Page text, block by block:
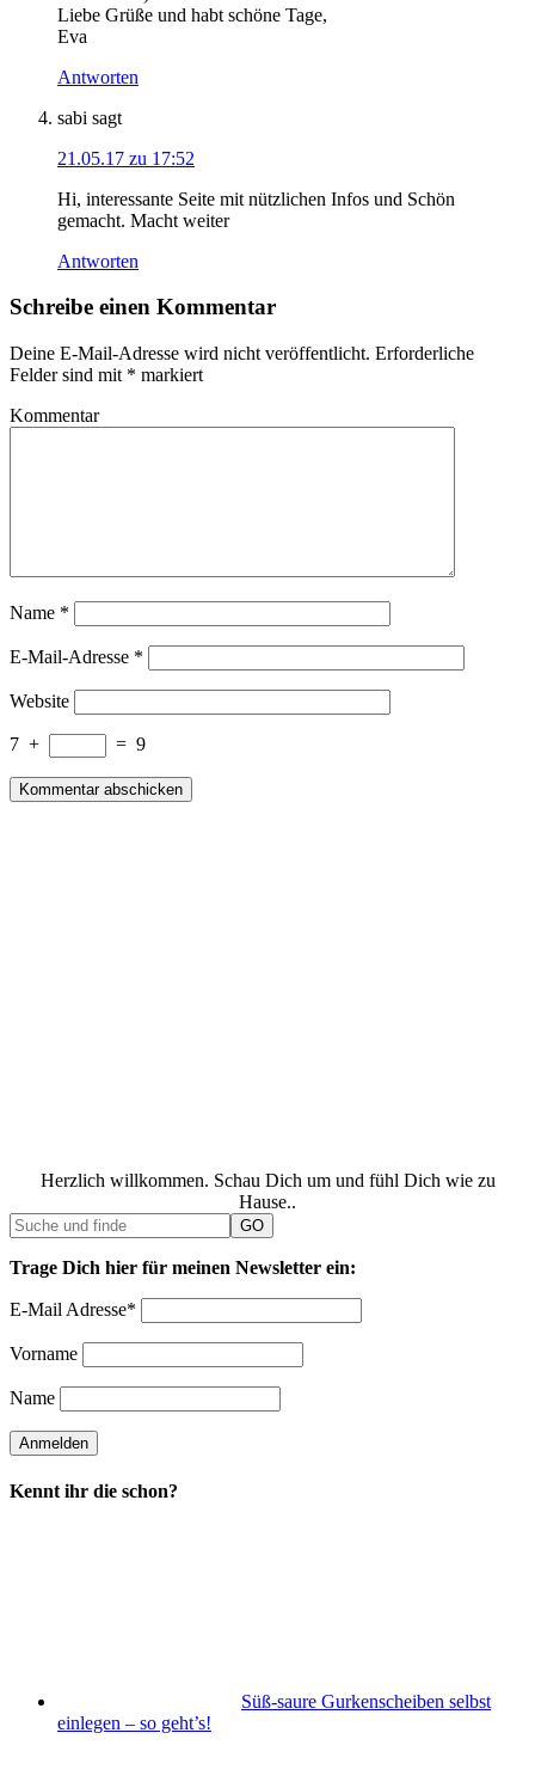
Liebe Grüße und habt schöne Tage,
Eva
Antworten
sabi sagt
21.05.17 zu 17:52
Hi, interessante Seite mit nützlichen Infos und Schön
gemacht. Macht weiter
Antworten
Schreibe einen Kommentar
Deine E-Mail-Adresse wird nicht veröffentlicht. Erforderliche
Felder sind mit * markiert
Kommentar
Name *
E-Mail-Adresse *
Website
7 + = 9
Herzlich willkommen. Schau Dich um und fühl Dich wie zu
Hause..
Trage Dich hier für meinen Newsletter ein:
E-Mail Adresse*
Vorname
Name
Kennt ihr die schon?
Süß-saure Gurkenscheiben selbst
einlegen – so geht’s!